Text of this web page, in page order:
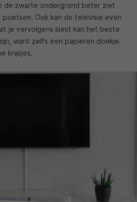
de zwarte ondergrond beter ziet
Ook kan de televisie even
je vervolgens kiest kan het beste
want zelfs een papieren doekje
krasjes.